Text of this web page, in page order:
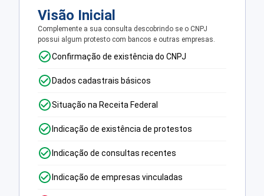
Visão Inicial
Complemente a sua consulta descobrindo se o CNPJ
possui algum protesto com bancos e outras empresas.
Confirmação de existência do CNPJ
Dados cadastrais básicos
Situação na Receita Federal
Indicação de existência de protestos
Indicação de consultas recentes
Indicação de empresas vinculadas